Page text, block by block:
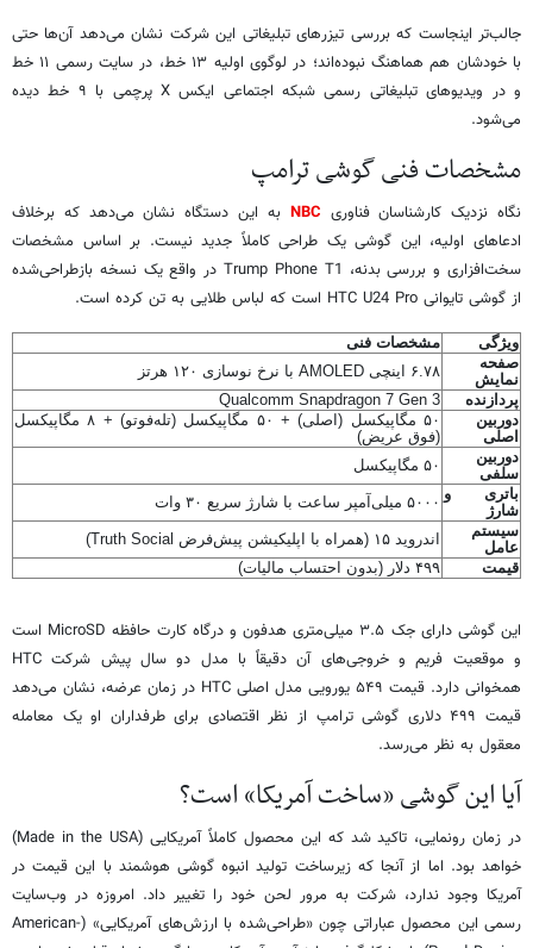
جالب‌تر اینجاست که بررسی تیزرهای تبلیغاتی این شرکت نشان می‌دهد آن‌ها حتی
با خودشان هم هماهنگ نبوده‌اند؛ در لوگوی اولیه ۱۳ خط، در سایت رسمی ۱۱ خط
و در ویدیوهای تبلیغاتی رسمی شبکه اجتماعی ایکس X پرچمی با ۹ خط دیده
می‌شود.
مشخصات فنی گوشی ترامپ
نگاه نزدیک کارشناسان فناوری NBC به این دستگاه نشان می‌دهد که برخلاف
ادعاهای اولیه، این گوشی یک طراحی کاملاً جدید نیست. بر اساس مشخصات
سخت‌افزاری و بررسی بدنه، Trump Phone T1 در واقع یک نسخه بازطراحی‌شده
از گوشی تایوانی HTC U24 Pro است که لباس طلایی به تن کرده است.
ویژگی
مشخصات فنی
صفحه
نمایش
۶.۷۸ اینچی AMOLED با نرخ نوسازی ۱۲۰ هرتز
پردازنده
Qualcomm Snapdragon 7 Gen 3
دوربین
اصلی
۵۰ مگاپیکسل (اصلی) + ۵۰ مگاپیکسل (تله‌فوتو) + ۸ مگاپیکسل
(فوق عریض)
دوربین
سلفی
۵۰ مگاپیکسل
باتری و
شارژ
۵۰۰۰ میلی‌آمپر ساعت با شارژ سریع ۳۰ وات
سیستم
عامل
اندروید ۱۵ (همراه با اپلیکیشن پیش‌فرض Truth Social)
قیمت
۴۹۹ دلار (بدون احتساب مالیات)
این گوشی دارای جک ۳.۵ میلی‌متری هدفون و درگاه کارت حافظه MicroSD است
و موقعیت فریم و خروجی‌های آن دقیقاً با مدل دو سال پیش شرکت HTC
همخوانی دارد. قیمت ۵۴۹ یورویی مدل اصلی HTC در زمان عرضه، نشان می‌دهد
قیمت ۴۹۹ دلاری گوشی ترامپ از نظر اقتصادی برای طرفداران او یک معامله
معقول به نظر می‌رسد.
آیا این گوشی «ساخت آمریکا» است؟
در زمان رونمایی، تاکید شد که این محصول کاملاً آمریکایی (Made in the USA)
خواهد بود. اما از آنجا که زیرساخت تولید انبوه گوشی هوشمند با این قیمت در
آمریکا وجود ندارد، شرکت به مرور لحن خود را تغییر داد. امروزه در وب‌سایت
رسمی این محصول عباراتی چون «طراحی‌شده با ارزش‌های آمریکایی» (American-